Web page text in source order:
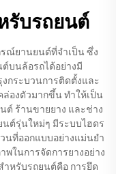
รับรถยนต์
รณ์ยานยนต์ที่จำเป็น ซึ่ง
บนล้อรถได้อย่างมี
กระบวนการติดตั้งและ
องตัวมากขึ้น ทำให้เป็น
ร้านขายยาง และช่าง
นต์รุ่นใหม่ๆ มีระบบไฮดร
นที่ออกแบบอย่างแม่นยำ
ในการจัดการยางอย่าง
ำหรับรถยนต์คือ การยึด